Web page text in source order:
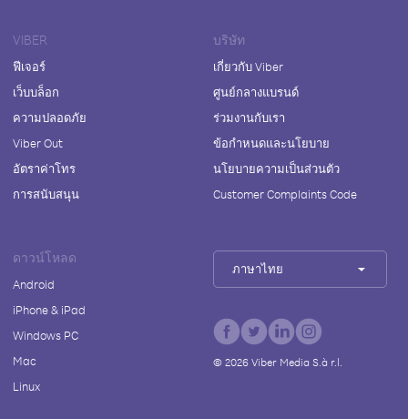
VIBER
ฟีเจอร์
เว็บบล็อก
ความปลอดภัย
Viber Out
อัตราค่าโทร
การสนับสนุน
บริษัท
เกี่ยวกับ Viber
ศูนย์กลางแบรนด์
ร่วมงานกับเรา
ข้อกำหนดและนโยบาย
นโยบายความเป็นส่วนตัว
Customer Complaints Code
ดาวน์โหลด
Android
iPhone & iPad
Windows PC
Mac
Linux
ภาษาไทย
© 2026Viber Media S.à r.l.